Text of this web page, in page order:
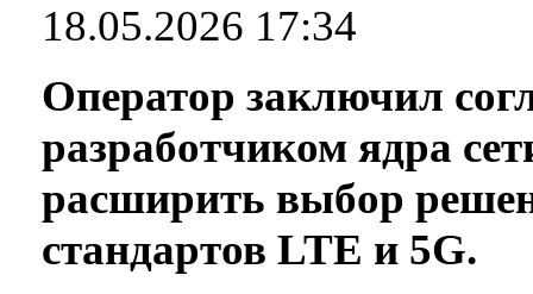
18.05.2026 17:34
Оператор заключил
разработчиком ядра
расширить выбор
стандартов LTE и 5G.